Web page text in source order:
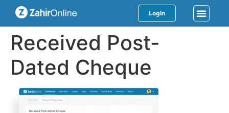
Login
Received Post-
Dated Cheque